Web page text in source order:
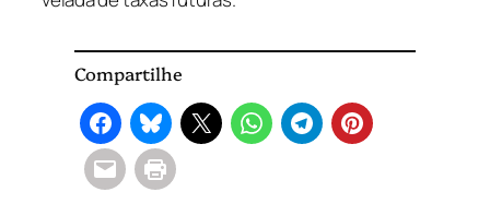
Compartilhe